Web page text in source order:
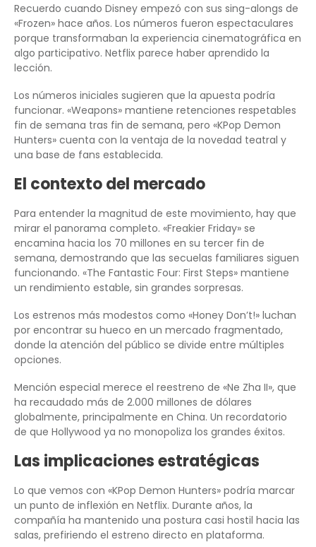
Recuerdo cuando Disney empezó con sus sing-alongs de
«Frozen» hace años. Los números fueron espectaculares
porque transformaban la experiencia cinematográfica en
algo participativo. Netflix parece haber aprendido la
lección.
Los números iniciales sugieren que la apuesta podría
funcionar. «Weapons» mantiene retenciones respetables
fin de semana tras fin de semana, pero «KPop Demon
Hunters» cuenta con la ventaja de la novedad teatral y
una base de fans establecida.
El contexto del mercado
Para entender la magnitud de este movimiento, hay que
mirar el panorama completo. «Freakier Friday» se
encamina hacia los 70 millones en su tercer fin de
semana, demostrando que las secuelas familiares siguen
funcionando. «The Fantastic Four: First Steps» mantiene
un rendimiento estable, sin grandes sorpresas.
Los estrenos más modestos como «Honey Don’t!» luchan
por encontrar su hueco en un mercado fragmentado,
donde la atención del público se divide entre múltiples
opciones.
Mención especial merece el reestreno de «Ne Zha II», que
ha recaudado más de 2.000 millones de dólares
globalmente, principalmente en China. Un recordatorio
de que Hollywood ya no monopoliza los grandes éxitos.
Las implicaciones estratégicas
Lo que vemos con «KPop Demon Hunters» podría marcar
un punto de inflexión en Netflix. Durante años, la
compañía ha mantenido una postura casi hostil hacia las
salas, prefiriendo el estreno directo en plataforma.